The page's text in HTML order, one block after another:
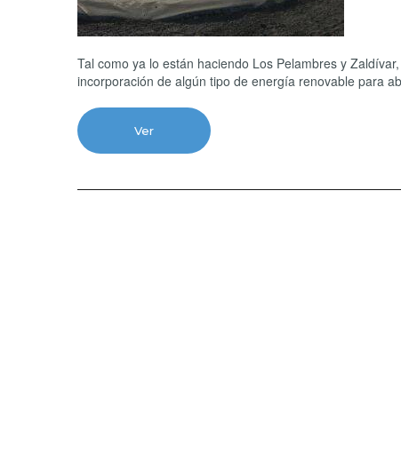
Tal como ya lo están haciendo Los Pelambres y
incorporación de algún tipo de energía renovable para
Ver